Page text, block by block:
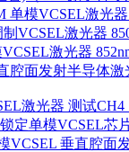
单模VCSEL激光器
VCSEL激光器
激光器
腔面发射半导体激
激光器 测试CH4
定单模VCSEL芯
VCSEL 垂直腔面